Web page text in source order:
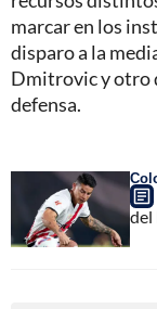
marcar en los
disparo a la
Dmitrovic y otro
defensa.
del